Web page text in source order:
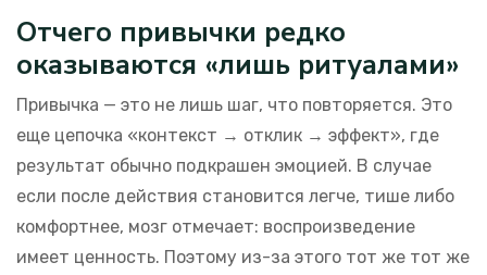
Отчего привычки редко
оказываются «лишь ритуалами»
Привычка — это не лишь шаг, что повторяется. Это
еще цепочка «контекст → отклик → эффект», где
результат обычно подкрашен эмоцией. В случае
если после действия становится легче, тише либо
комфортнее, мозг отмечает: воспроизведение
имеет ценность. Поэтому из-за этого тот же тот же